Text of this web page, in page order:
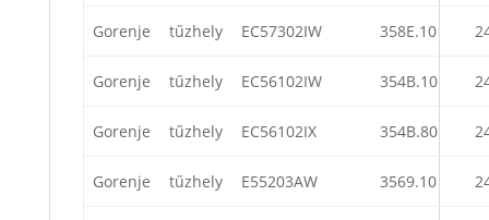
Gorenje tűzhely EC57302IW 358E.10
Gorenje tűzhely EC56102IW 354B.10
Gorenje tűzhely EC56102IX 354B.80
Gorenje tűzhely E55203AW 3569.10